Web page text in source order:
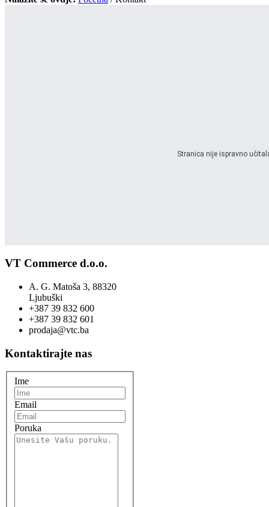
Stranica nije ispravno
VT Commerce d.o.o.
A. G. Matoša 3, 88320
Ljubuški
+387 39 832 600
+387 39 832 601
prodaja@vtc.ba
Kontaktirajte nas
Ime
Email
Poruka